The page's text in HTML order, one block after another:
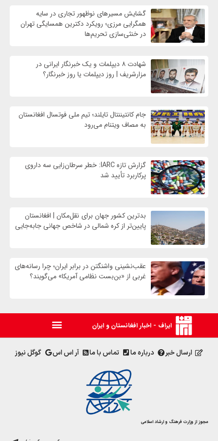
گشایش مسیرهای نوظهور تجاری در سایه
همگرایی مرزی؛ رویکرد دکترین همسایگی تهران
در خنثی‌سازی تحریم‌ها
شهادت ۸ دیپلمات و یک خبرنگار ایرانی در
مزارشریف | روز دیپلمات یا روز خبرنگار؟
جام کانتیننتال تایلند؛ تیم ملی فوتسال افغانستان
به مصاف ویتنام می‌رود
گزارش تازه IARC: خطر سرطان‌زایی سه داروی
پرکاربرد تأیید شد
بدترین کشور جهان برای نقل‌مکان | افغانستان
پایین‌تر از کره شمالی در شاخص جهانی جابه‌جایی
عقب‌نشینی واشنگتن در برابر ایران؛ چرا رسانه‌های
غربی از «بن‌بست نظامی آمریکا» می‌گویند؟
ایراف - اخبار افغانستان و ایران
ارسال خبر درباره ما تماس با ما آر اس اس گوگل نیوز
مجوز از وزارت فرهنگ و ارشاد اسلامی